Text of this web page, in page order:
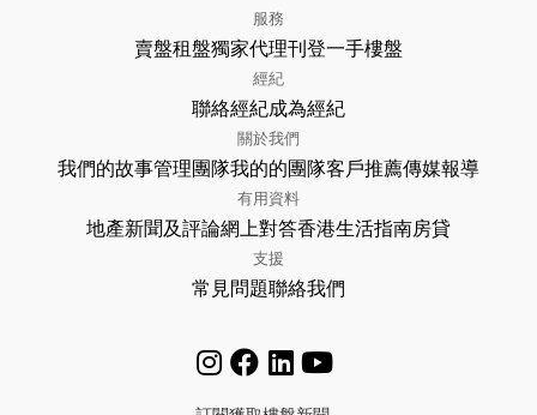
服務
賣盤租盤獨家代理刊登一手樓盤
經紀
聯絡經紀 成為經紀
關於我們
我們的故事管理團隊我的的團隊客戶推薦傳媒報導
有用資料
地產新聞及評論網上對答香港生活指南房貸
支援
常見問題聯絡我們